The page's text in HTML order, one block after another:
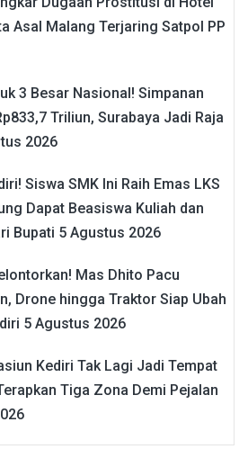
Asal Malang Terjaring Satpol PP
3 Besar Nasional! Simpanan
Triliun, Surabaya Jadi Raja
2026
Siswa SMK Ini Raih Emas LKS
Dapat Beasiswa Kuliah dan
Bupati 5 Agustus 2026
Mas Dhito Pacu
Drone hingga Traktor Siap Ubah
5 Agustus 2026
Kediri Tak Lagi Jadi Tempat
Tiga Zona Demi Pejalan